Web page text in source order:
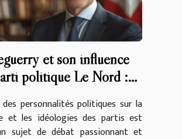
et son influence
politique Le Nord :
des personnalités politiques sur la
et les idéologies des partis est
sujet de débat passionnant et